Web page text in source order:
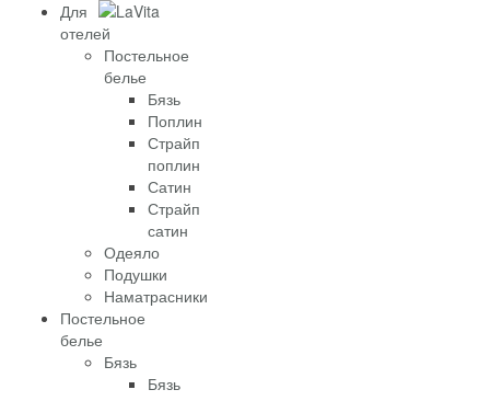
Для
отелей
Постельное
белье
Бязь
Поплин
Страйп
поплин
Сатин
Страйп
сатин
Одеяло
Подушки
Наматрасники
Постельное
белье
Бязь
Бязь